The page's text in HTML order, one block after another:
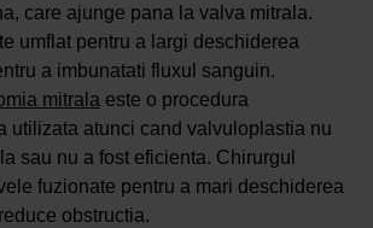
care ajunge pana la valva mitrala.
umflat pentru a largi deschiderea
a imbunatati fluxul sanguin.
mitrala este o procedura
utilizata atunci cand valvuloplastia nu
sau nu a fost eficienta. Chirurgul
fuzionate pentru a mari deschiderea
obstructia.